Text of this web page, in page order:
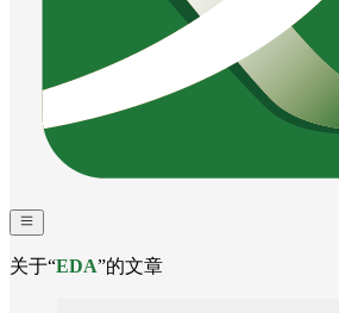
关于“EDA”的文章